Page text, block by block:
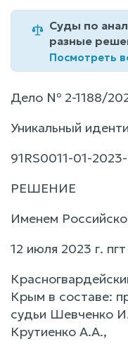
Суды по
разные
Посмотреть
Дело № 2-1188/
Уникальный
91RS0011-01-
РЕШЕНИЕ
Именем
12 июля 2023 г.
Крым в составе:
судьи Шевченко
Крутиенко А.А.,